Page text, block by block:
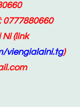
0777880660
Ni(link
viengialaini.tg)